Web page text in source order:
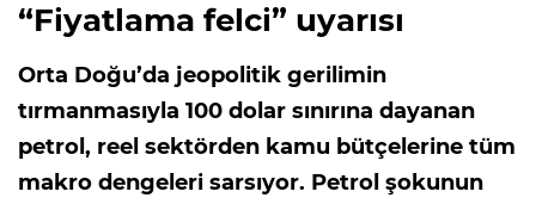
“Fiyatlama felci” uyarısı
Orta Doğu’da jeopolitik gerilimin
tırmanmasıyla 100 dolar sınırına dayanan
petrol, reel sektörden kamu bütçelerine tüm
makro dengeleri sarsıyor. Petrol şokunun